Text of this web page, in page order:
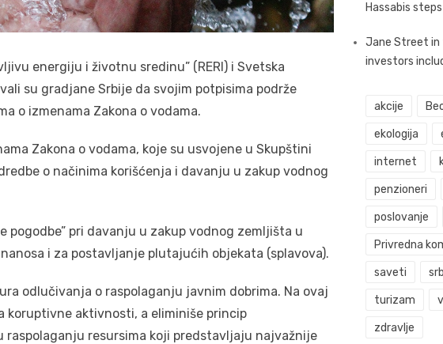
energiju i životnu sredinu” (RERI) i Svetska
su gradjane Srbije da svojim potpisima podrže
o izmenama Zakona o vodama.
Zakona o vodama, koje su usvojene u Skupštini
o načinima korišćenja i davanju u zakup vodnog
pogodbe” pri davanju u zakup vodnog zemljišta u
i za postavljanje plutajućih objekata (splavova).
odlučivanja o raspolaganju javnim dobrima. Na ovaj
koruptivne aktivnosti, a eliminiše princip
resursima koji predstavljaju najvažnije
Hassabis
Jane Street in
investors
akcije
ekologija
internet
penzioneri
poslovanje
Privredna
saveti
turizam
zdravlje